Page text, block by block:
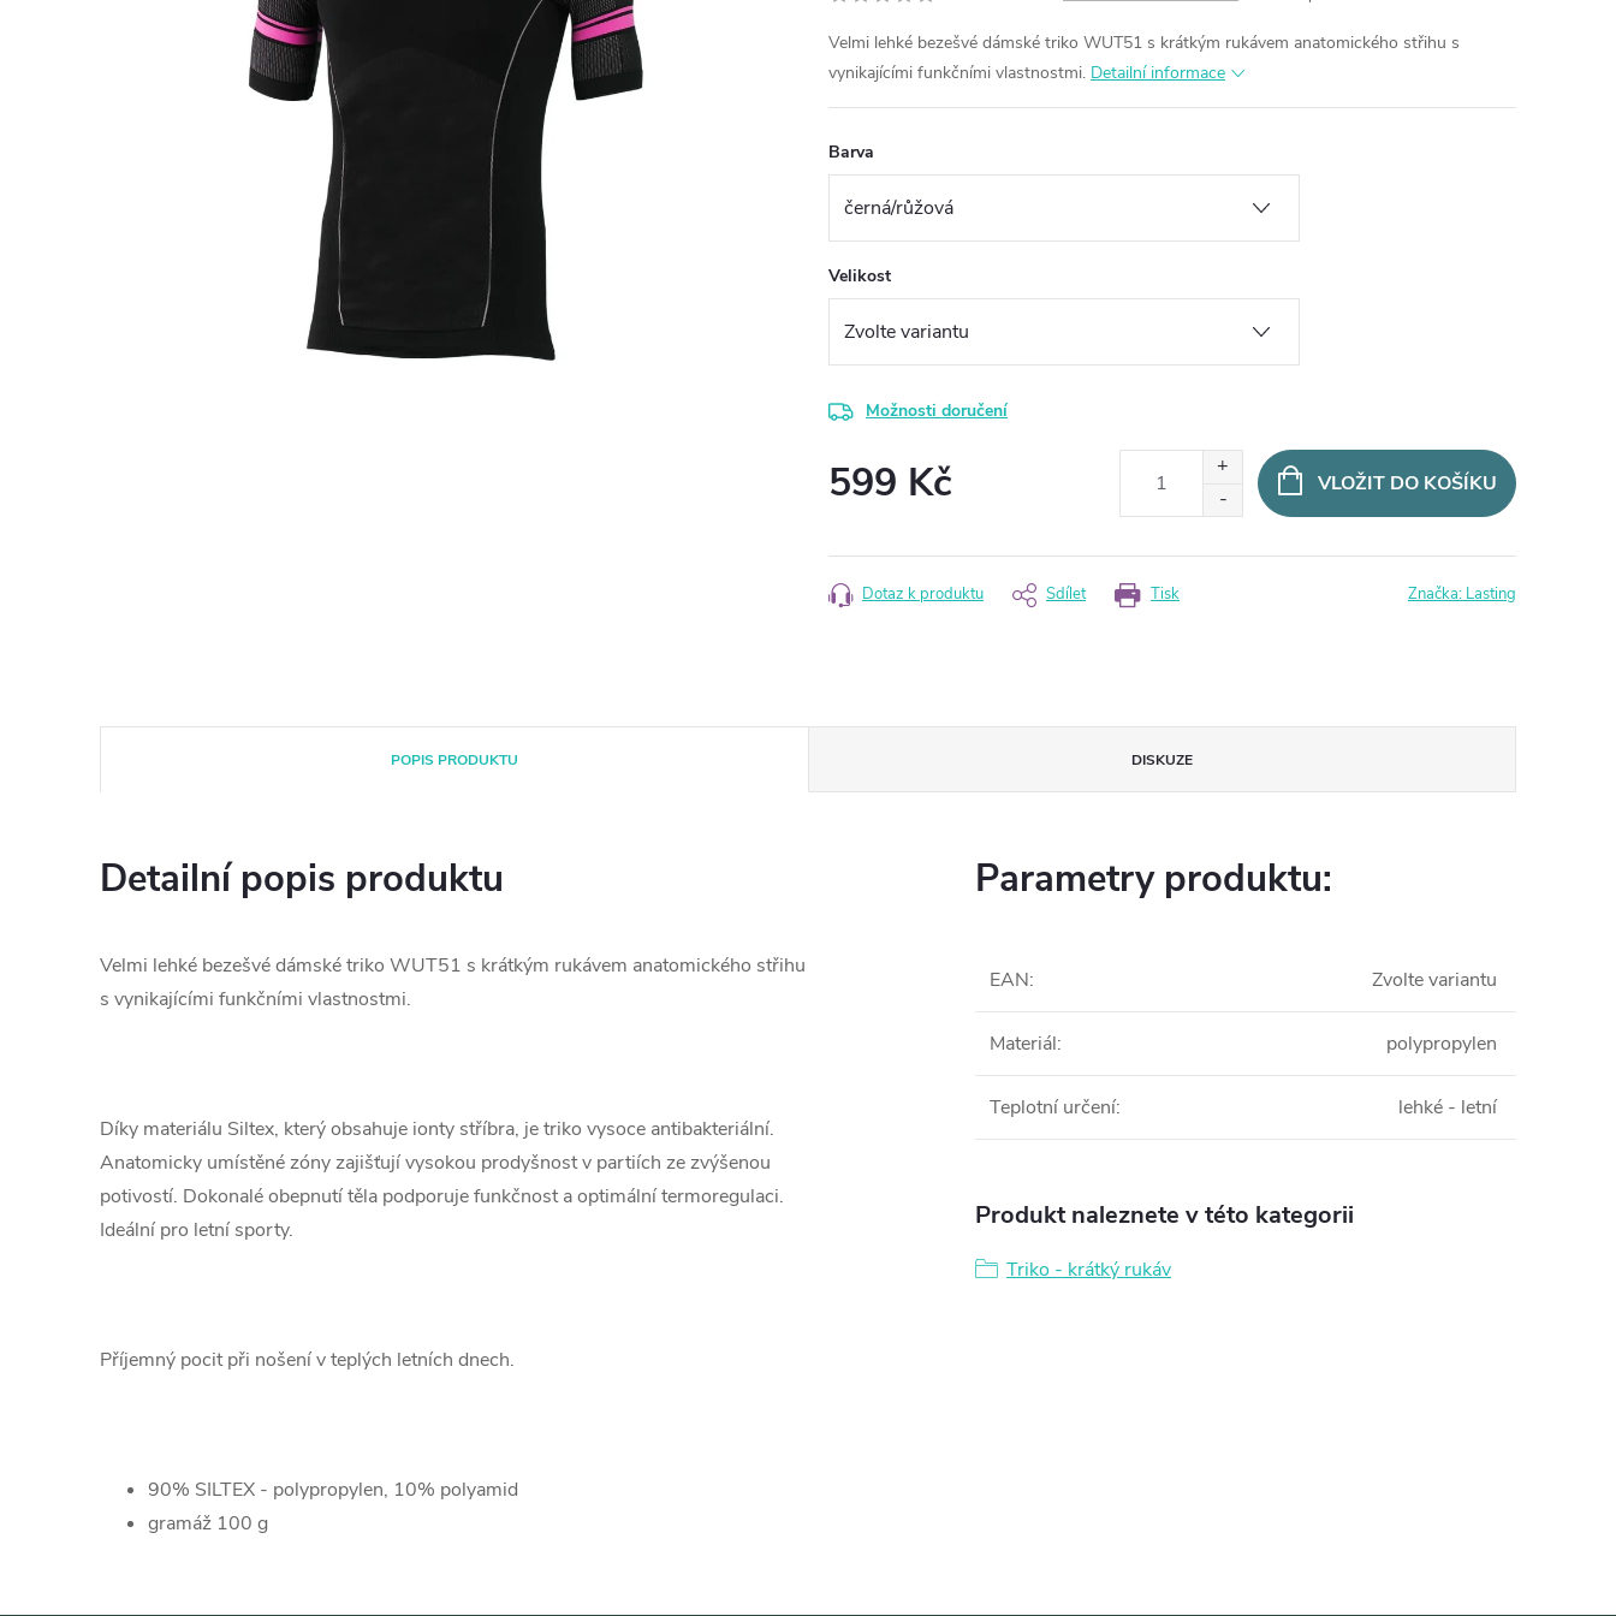
Velmi lehké bezešvé dámské triko WUT51 s krátkým rukávem anatomického střihu s
vynikajícími funkčními vlastnostmi. Detailní informace
Barva
Velikost
Možnosti doručení
599 Kč VLOŽIT DO KOŠÍKU
Tisk
Dotaz k produktu Sdílet Značka: Lasting
POPIS PRODUKTU DISKUZE
Detailní popis produktu
Velmi lehké bezešvé dámské triko WUT51 s krátkým rukávem anatomického střihu
s vynikajícími funkčními vlastnostmi.
Díky materiálu Siltex, který obsahuje ionty stříbra, je triko vysoce antibakteriální.
Anatomicky umístěné zóny zajišťují vysokou prodyšnost v partiích ze zvýšenou
potivostí. Dokonalé obepnutí těla podporuje funkčnost a optimální termoregulaci.
Ideální pro letní sporty.
Příjemný pocit při nošení v teplých letních dnech.
90% SILTEX - polypropylen, 10% polyamid
gramáž 100 g
Parametry produktu:
EAN: Zvolte variantu
Materiál: polypropylen
Teplotní určení: lehké - letní
Produkt naleznete v této kategorii
Triko - krátký rukáv